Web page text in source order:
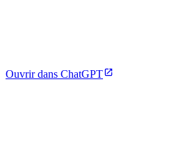
Ouvrir dans ChatGPT